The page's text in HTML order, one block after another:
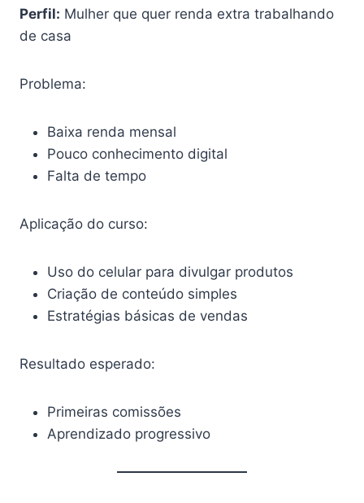
Perfil: Mulher que quer renda extra trabalhando
de casa
Problema:
Baixa renda mensal
Pouco conhecimento digital
Falta de tempo
Aplicação do curso:
Uso do celular para divulgar produtos
Criação de conteúdo simples
Estratégias básicas de vendas
Resultado esperado:
Primeiras comissões
Aprendizado progressivo